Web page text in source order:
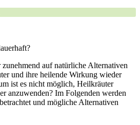
auf natürliche Alternativen
und ihre heilende Wirkung wieder
ist es nicht möglich, Heilkräuter
anzuwenden? Im Folgenden werden
und mögliche Alternativen